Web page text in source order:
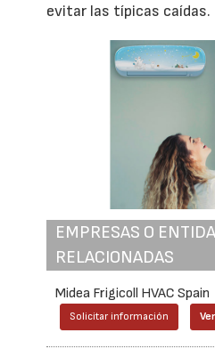
evitar las típicas caídas.
EMPRESAS O
RELACIONADAS
Midea Frigicoll HVAC Spain
Solicitar información